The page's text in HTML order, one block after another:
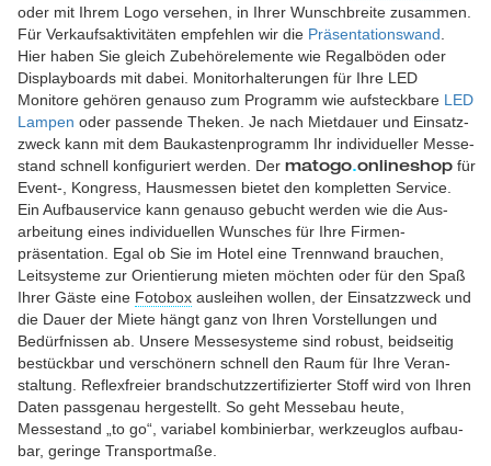
oder mit Ihrem Logo versehen, in Ihrer Wunsch­breite zusammen.
Für Verkaufs­aktivitäten empfehlen wir die Präsentationswand
Hier haben Sie gleich Zubehör­elemente wie Regal­böden oder
Display­boards mit dabei. Monitor­halterungen für Ihre LED
Monitore gehören genauso zum Programm wie auf­steck­bare LED
Lampen oder passende Theken. Je nach Miet­dauer und Einsatz­
zweck kann mit dem Bau­kasten­programm Ihr individueller Messe­
stand schnell konfiguriert werden. Der matogo.onlineshop für
Event-, Kongress, Haus­messen bietet den kompletten Service.
Ein Aufbau­service kann genauso gebucht werden wie die Aus­
arbeitung eines individuellen Wunsches für Ihre Firmen­
präsentation. Egal ob Sie im Hotel eine Trenn­wand brauchen,
Leit­systeme zur Orien­tierung mieten möchten oder für den Spaß
Ihrer Gäste eine Fotobox aus­leihen wollen, der Einsatz­zweck und
die Dauer der Miete hängt ganz von Ihren Vor­stellungen und
Bedürf­nissen ab. Unsere Messe­systeme sind robust, beid­seitig
bestück­bar und verschönern schnell den Raum für Ihre Veran­
staltung. Reflex­freier brand­schutz­zerti­fizierter Stoff wird von Ihren
Daten pass­genau hergestellt. So geht Messebau heute,
Messestand „to go“, variabel kombinier­bar, werk­zeug­los aufbau­
bar, geringe Trans­port­maße.